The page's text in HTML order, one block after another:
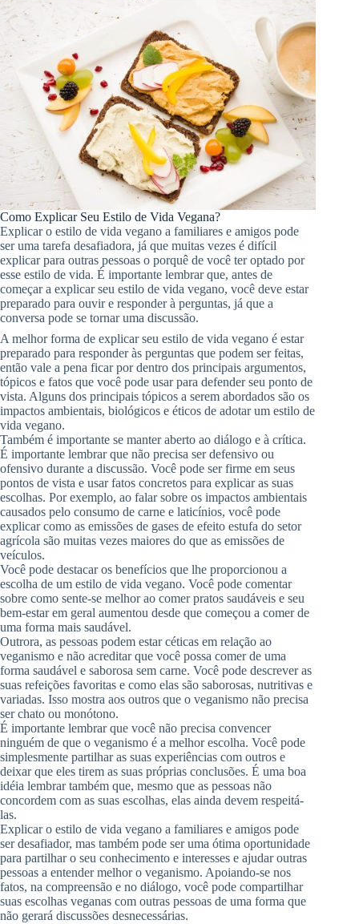
Como Explicar Seu Estilo de Vida Vegana?
Explicar o estilo de vida vegano a familiares e amigos pode
ser uma tarefa desafiadora, já que muitas vezes é difícil
explicar para outras pessoas o porquê de você ter optado por
esse estilo de vida. É importante lembrar que, antes de
começar a explicar seu estilo de vida vegano, você deve estar
preparado para ouvir e responder à perguntas, já que a
conversa pode se tornar uma discussão.
A melhor forma de explicar seu estilo de vida vegano é estar
preparado para responder às perguntas que podem ser feitas,
então vale a pena ficar por dentro dos principais argumentos,
tópicos e fatos que você pode usar para defender seu ponto de
vista. Alguns dos principais tópicos a serem abordados são os
impactos ambientais, biológicos e éticos de adotar um estilo de
vida vegano.
Também é importante se manter aberto ao diálogo e à crítica.
É importante lembrar que não precisa ser defensivo ou
ofensivo durante a discussão. Você pode ser firme em seus
pontos de vista e usar fatos concretos para explicar as suas
escolhas. Por exemplo, ao falar sobre os impactos ambientais
causados ​​pelo consumo de carne e laticínios, você pode
explicar como as emissões de gases de efeito estufa do setor
agrícola são muitas vezes maiores do que as emissões de
veículos.
Você pode destacar os benefícios que lhe proporcionou a
escolha de um estilo de vida vegano. Você pode comentar
sobre como sente-se melhor ao comer pratos saudáveis ​​e seu
bem-estar em geral aumentou desde que começou a comer de
uma forma mais saudável.
Outrora, as pessoas podem estar céticas em relação ao
veganismo e não acreditar que você possa comer de uma
forma saudável e saborosa sem carne. Você pode descrever as
suas refeições favoritas e como elas são saborosas, nutritivas e
variadas. Isso mostra aos outros que o veganismo não precisa
ser chato ou monótono.
É importante lembrar que você não precisa convencer
ninguém de que o veganismo é a melhor escolha. Você pode
simplesmente partilhar as suas experiências com outros e
deixar que eles tirem as suas próprias conclusões. É uma boa
idéia lembrar também que, mesmo que as pessoas não
concordem com as suas escolhas, elas ainda devem respeitá-
las.
Explicar o estilo de vida vegano a familiares e amigos pode
ser desafiador, mas também pode ser uma ótima oportunidade
para partilhar o seu conhecimento e interesses e ajudar outras
pessoas a entender melhor o veganismo. Apoiando-se nos
fatos, na compreensão e no diálogo, você pode compartilhar
suas escolhas veganas com outras pessoas de uma forma que
não gerará discussões desnecessárias.